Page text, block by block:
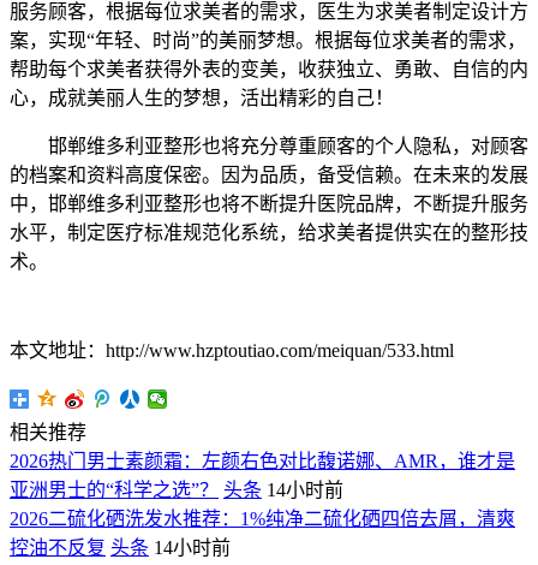
服务顾客，根据每位求美者的需求，医生为求美者制定设计方
案，实现“年轻、时尚”的美丽梦想。根据每位求美者的需求，
帮助每个求美者获得外表的变美，收获独立、勇敢、自信的内
心，成就美丽人生的梦想，活出精彩的自己！
邯郸维多利亚整形也将充分尊重顾客的个人隐私，对顾客
的档案和资料高度保密。因为品质，备受信赖。在未来的发展
中，邯郸维多利亚整形也将不断提升医院品牌，不断提升服务
水平，制定医疗标准规范化系统，给求美者提供实在的整形技
术。
本文地址：http://www.hzptoutiao.com/meiquan/533.html
相关推荐
2026热门男士素颜霜：左颜右色对比馥诺娜、AMR，谁才是
亚洲男士的“科学之选”？
头条 14小时前
2026二硫化硒洗发水推荐：1%纯净二硫化硒四倍去屑，清爽
控油不反复 头条 14小时前